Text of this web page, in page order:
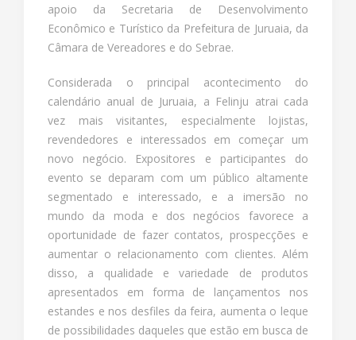
apoio da Secretaria de Desenvolvimento
Econômico e Turístico da Prefeitura de Juruaia, da
Câmara de Vereadores e do Sebrae.
Considerada o principal acontecimento do
calendário anual de Juruaia, a Felinju atrai cada
vez mais visitantes, especialmente lojistas,
revendedores e interessados em começar um
novo negócio. Expositores e participantes do
evento se deparam com um público altamente
segmentado e interessado, e a imersão no
mundo da moda e dos negócios favorece a
oportunidade de fazer contatos, prospecções e
aumentar o relacionamento com clientes. Além
disso, a qualidade e variedade de produtos
apresentados em forma de lançamentos nos
estandes e nos desfiles da feira, aumenta o leque
de possibilidades daqueles que estão em busca de